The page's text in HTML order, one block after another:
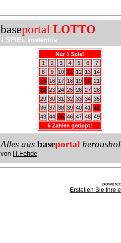
baseportal LOTTO
1 SPIEL kostenlos
Nur 1 Spiel
1
2 3 4 5 6
7
8
9 10 11 12 13
14
15
16 17 18 19 20 21
22 23 24 25 26 27 28
29 30 31 32 33 34 35
36 37 38 39 40 41
42
43 44 45 46 47 48 49
6 Zahlen getippt!
Alles aus baseportal
von H.Fehde
Erstellen Sie Ihre